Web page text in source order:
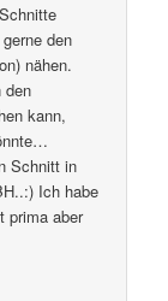
den
nähen.
den
kann,
Schnitt in
Ich habe
prima aber